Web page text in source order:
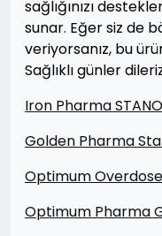
sağlığınızı
sunar. Eğer siz de
veriyorsanız, bu
Sağlıklı günler
Iron Pharma
Golden Pharma
Optimum
Optimum Pharma